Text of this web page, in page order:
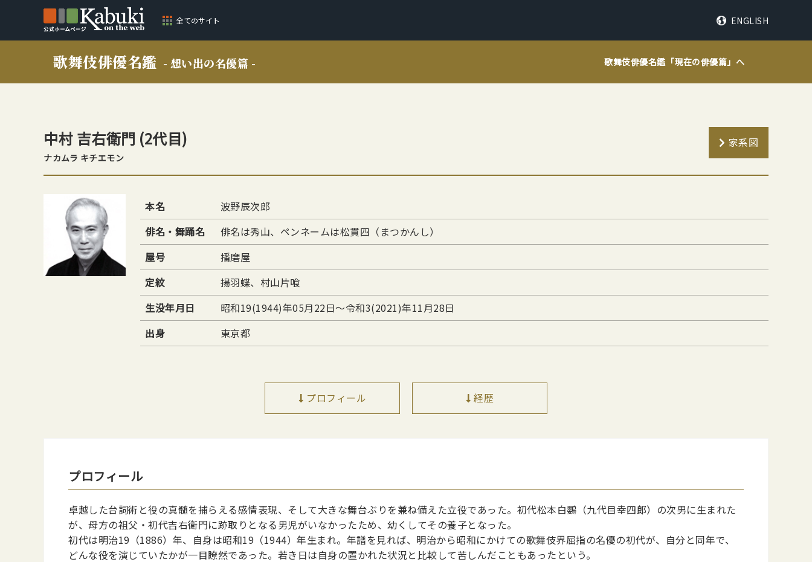
全てのサイト ENGLISH
歌舞伎俳優名鑑 - 想い出の名優篇 - 歌舞伎俳優名鑑「現在の俳優篇」へ
中村 吉右衛門 (2代目)
ナカムラ キチエモン
家系図
本名
波野辰次郎
俳名・舞踊名
俳名は秀山、ペンネームは松貫四（まつかんし）
屋号
播磨屋
定紋
揚羽蝶、村山片喰
生没年月日
昭和19(1944)年05月22日〜令和3(2021)年11月28日
出身
東京都
プロフィール 経歴
プロフィール
卓越した台詞術と役の真髄を捕らえる感情表現、そして大きな舞台ぶりを兼ね備えた立役であった。初代松本白鸚（九代目幸四郎）の次男に生まれた
が、母方の祖父・初代吉右衛門に跡取りとなる男児がいなかったため、幼くしてその養子となった。
初代は明治19（1886）年、自身は昭和19（1944）年生まれ。年譜を見れば、明治から昭和にかけての歌舞伎界屈指の名優の初代が、自分と同年で、
どんな役を演じていたかが一目瞭然であった。若き日は自身の置かれた状況と比較して苦しんだこともあったという。